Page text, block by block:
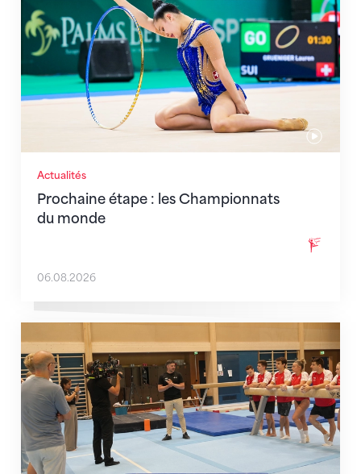
Actualités
Prochaine étape : les Championnats
du monde
06.08.2026
En route pour Zagreb avec des objectifs clairs